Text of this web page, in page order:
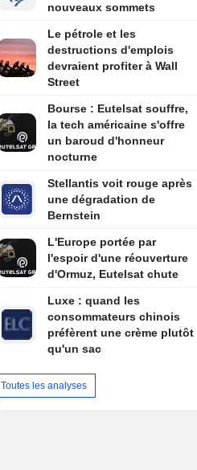
nouveaux sommets
Le pétrole et les
destructions d'emplois
devraient profiter à Wall
Street
Bourse : Eutelsat souffre,
la tech américaine s'offre
un baroud d'honneur
nocturne
Stellantis voit rouge après
une dégradation de
Bernstein
L'Europe portée par
l'espoir d'une réouverture
d'Ormuz, Eutelsat chute
Luxe : quand les
consommateurs chinois
préfèrent une crème plutôt
qu'un sac
Toutes les analyses